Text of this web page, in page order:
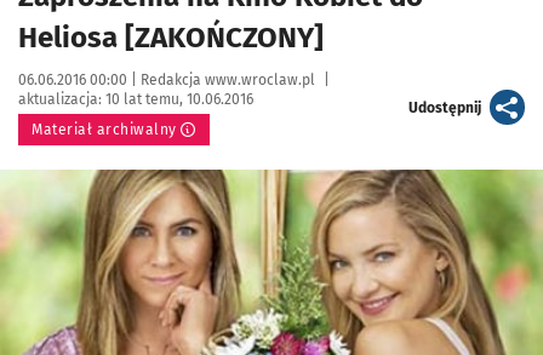
Heliosa [ZAKOŃCZONY]
Data publikacji:
06.06.2016 00:00 | Autor:
Redakcja www.wroclaw.pl
aktualizacja: 10 lat temu, 10.06.2016
Materiał archiwalny
Udostępnijartykuł
Kliknij, aby powiększyć